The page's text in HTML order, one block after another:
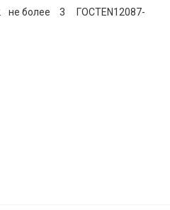
не более 3
ГОСТEN12087-